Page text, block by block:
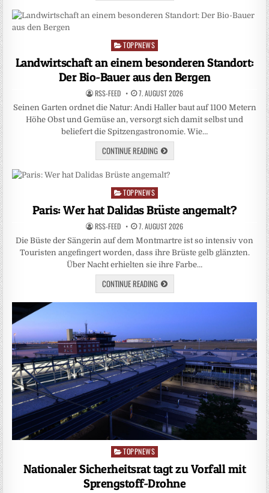
Posted
in
TOPPNEWS
Landwirtschaft an einem besonderen Standort:
Der Bio-Bauer aus den Bergen
RSS-FEED 7. AUGUST 2026
Seinen Garten ordnet die Natur: Andi Haller baut auf 1100 Metern
Höhe Obst und Gemüse an, versorgt sich damit selbst und
beliefert die Spitzengastronomie. Wie…
CONTINUE READING
Posted
in
TOPPNEWS
Paris: Wer hat Dalidas Brüste angemalt?
RSS-FEED 7. AUGUST 2026
Die Büste der Sängerin auf dem Montmartre ist so intensiv von
Touristen angefingert worden, dass ihre Brüste gelb glänzten.
Über Nacht erhielten sie ihre Farbe…
CONTINUE READING
Posted
in
TOPPNEWS
Nationaler Sicherheitsrat tagt zu Vorfall mit
Sprengstoff-Drohne